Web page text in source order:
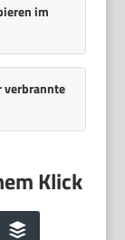
im
verbrannte
Buffer